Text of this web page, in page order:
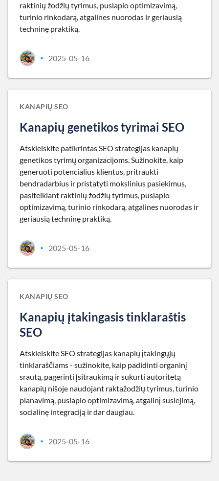
raktinių žodžių tyrimus, puslapio optimizavimą,
turinio rinkodarą, atgalines nuorodas ir geriausią
techninę praktiką.
• 2025-05-16
KANAPIŲ SEO
Kanapių genetikos tyrimai SEO
Atskleiskite patikrintas SEO strategijas kanapių
genetikos tyrimų organizacijoms. Sužinokite, kaip
generuoti potencialius klientus, pritraukti
bendradarbius ir pristatyti mokslinius pasiekimus,
pasitelkiant raktinių žodžių tyrimus, puslapio
optimizavimą, turinio rinkodarą, atgalines nuorodas ir
geriausią techninę praktiką.
• 2025-05-16
KANAPIŲ SEO
Kanapių įtakingasis tinklaraštis
SEO
Atskleiskite SEO strategijas kanapių įtakingųjų
tinklaraščiams - sužinokite, kaip padidinti organinį
srautą, pagerinti įsitraukimą ir sukurti autoritetą
kanapių nišoje naudojant raktažodžių tyrimus, turinio
planavimą, puslapio optimizavimą, atgalinį susiejimą,
socialinę integraciją ir dar daugiau.
• 2025-05-16